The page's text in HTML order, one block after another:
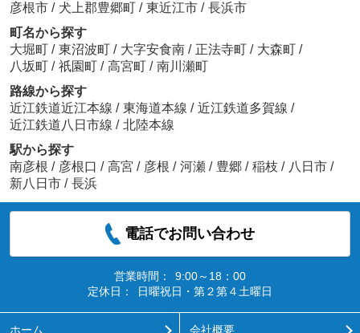
彦根市 / 犬上郡豊郷町 / 東近江市 / 長浜市
町名から探す
大堀町 / 東沼波町 / 大字安食南 / 正法寺町 / 大森町 /
八坂町 / 祇園町 / 高宮町 / 南川瀬町
路線から探す
近江鉄道近江本線 / 東海道本線 / 近江鉄道多賀線 /
近江鉄道八日市線 / 北陸本線
駅から探す
南彦根 / 彦根口 / 高宮 / 彦根 / 河瀬 / 豊郷 / 稲枝 / 八日市 /
新八日市 / 長浜
電話でお問い合わせ
営業時間：
9:00～18：00
定休日：
日曜祝日・第２第４土曜日
ホーム 会社概要